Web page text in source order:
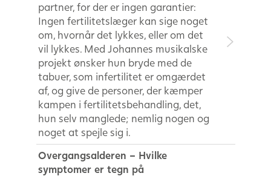
partner, for der er ingen garantier:
Ingen fertilitetslæger kan sige noget
om, hvornår det lykkes, eller om det
vil lykkes. Med Johannes musikalske
projekt ønsker hun bryde med de
tabuer, som infertilitet er omgærdet
af, og give de personer, der kæmper
kampen i fertilitetsbehandling, det,
hun selv manglede; nemlig nogen og
noget at spejle sig i.
Overgangsalderen – Hvilke
symptomer er tegn på